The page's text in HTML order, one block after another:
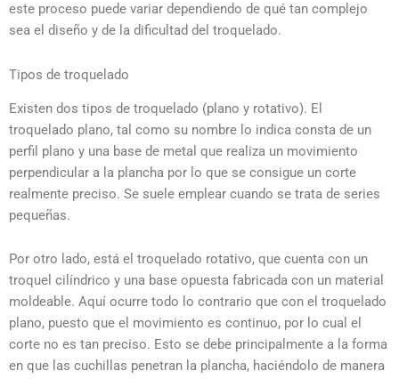
este proceso puede variar dependiendo de qué tan complejo
sea el diseño y de la dificultad del troquelado.
Tipos de troquelado
Existen dos tipos de troquelado (plano y rotativo). El
troquelado plano, tal como su nombre lo indica consta de un
perfil plano y una base de metal que realiza un movimiento
perpendicular a la plancha por lo que se consigue un corte
realmente preciso. Se suele emplear cuando se trata de series
pequeñas.
Por otro lado, está el troquelado rotativo, que cuenta con un
troquel cilíndrico y una base opuesta fabricada con un material
moldeable. Aquí ocurre todo lo contrario que con el troquelado
plano, puesto que el movimiento es continuo, por lo cual el
corte no es tan preciso. Esto se debe principalmente a la forma
en que las cuchillas penetran la plancha, haciéndolo de manera